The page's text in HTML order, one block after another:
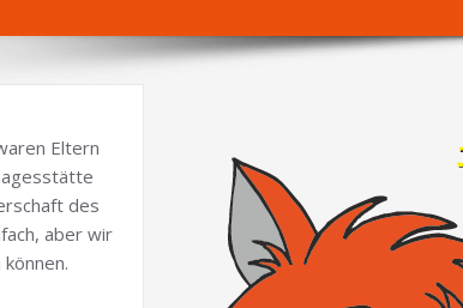
Eltern
des
aber wir